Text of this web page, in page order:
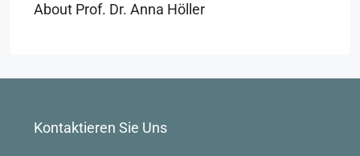
About Prof. Dr. Anna Höller
Kontaktieren Sie Uns